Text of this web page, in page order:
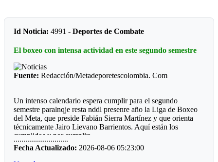
Id Noticia: 4991 -Deportes de Combate
El boxeo con intensa actividad en este segundo semestre
Fuente: Redacción/Metadeporetescolombia. Com
Un intenso calendario espera cumplir para el segundo
semestre paralnqje resta nddl presenre año la Liga de Boxeo
del Meta, que preside Fabián Sierra Martínez y que orienta
técnicamente Jairo Lievano Barrientos. Aquí están los
cumplidos y por cumplir:
"Guamal *
............................
Fecha Actualizado: 2026-08-06 05:23:00